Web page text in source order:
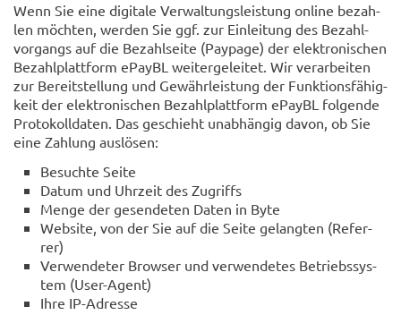
Wenn Sie eine di­gi­ta­le Ver­wal­tungs­leis­tung on­line be­zah­
len möch­ten, wer­den Sie ggf. zur Ein­lei­tung des Be­zahl­
vor­gangs auf die Be­zahl­sei­te (Pay­page) der elek­tro­ni­schen
Be­zahl­platt­form ePayBL wei­ter­ge­lei­tet. Wir ver­ar­bei­ten
zur Be­reit­stel­lung und Ge­währ­leis­tung der Funk­ti­ons­fä­hig­
keit der elek­tro­ni­schen Be­zahl­platt­form ePayBL fol­gen­de
Pro­to­koll­da­ten. Das ge­schieht un­ab­hän­gig davon, ob Sie
eine Zah­lung aus­lö­sen:
Be­such­te Seite
Datum und Uhr­zeit des Zu­griffs
Menge der ge­sen­de­ten Daten in Byte
Web­site, von der Sie auf die Seite ge­lang­ten (Re­fer­
rer)
Ver­wen­de­ter Brow­ser und ver­wen­de­tes Be­triebs­sys­
tem (User-​Agent)
Ihre IP-​Adresse